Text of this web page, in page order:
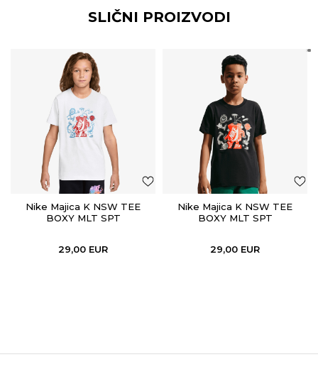
SLIČNI PROIZVODI
Nike Majica K NSW TEE
BOXY MLT SPT
29,00 EUR
Nike Majica K NSW TEE
BOXY MLT SPT
29,00 EUR